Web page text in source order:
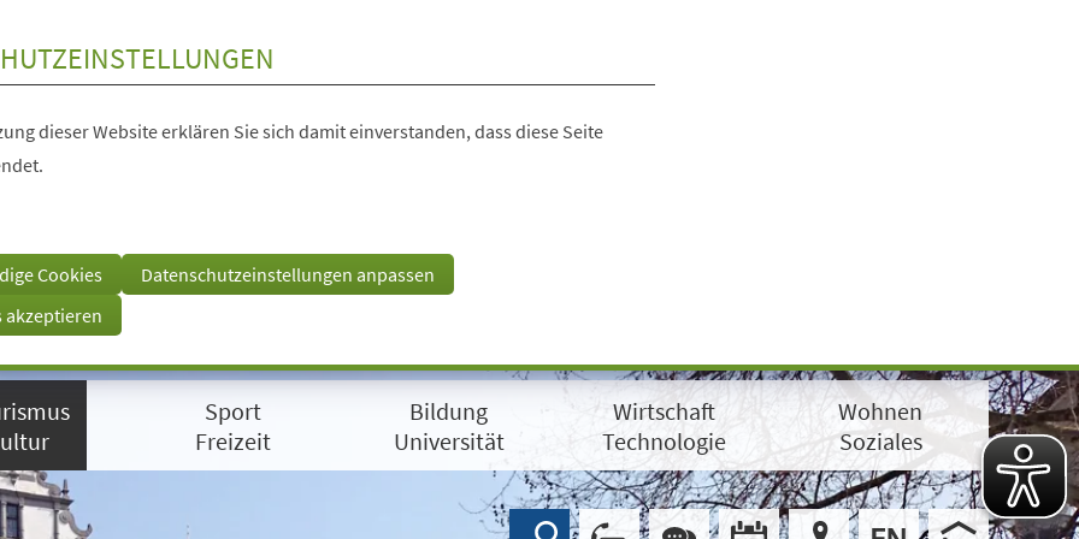
dieser Website erklären Sie sich damit einverstanden, dass diese Seite
Cookies
Datenschutzeinstellungen anpassen
akzeptieren
Sport
Freizeit
Bildung
Universität
Wirtschaft
Technologie
Wohnen
Soziales